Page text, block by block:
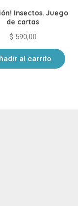
Insectos. Juego
de cartas
$ 590,00
al carrito